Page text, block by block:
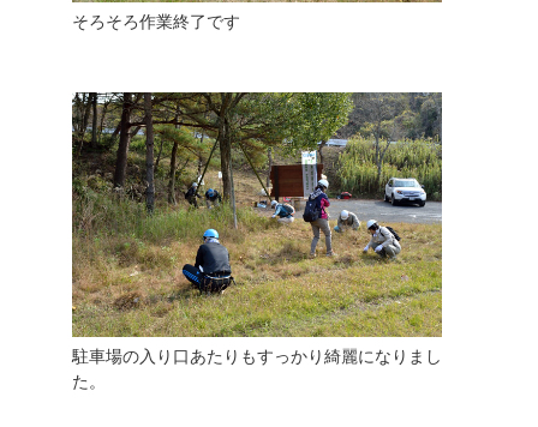
そろそろ作業終了です
駐車場の入り口あたりもすっかり綺麗になりまし
た。